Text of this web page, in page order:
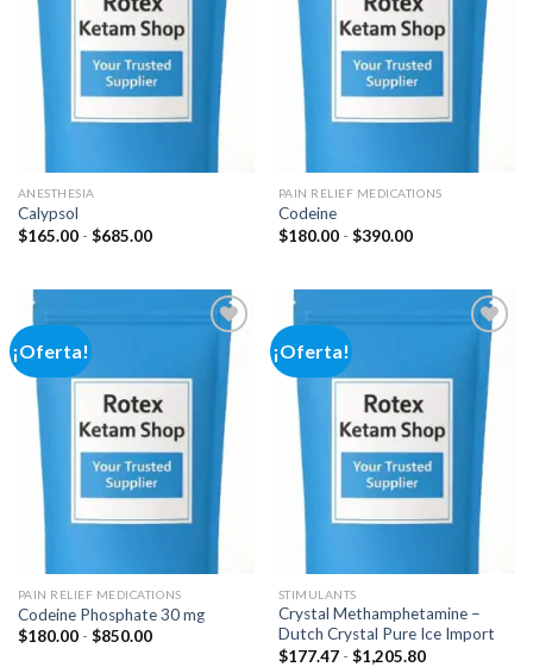
wishlist
ANESTHESIA
Calypsol
$165.00 - $685.00Rango
wishlist
PAIN RELIEF MEDICATIONS
Codeine
$180.00 - $390.00Rango
¡Oferta!
Add to
wishlist
PAIN RELIEF MEDICATIONS
Codeine Phosphate 30 mg
$180.00 - $850.00Rango
¡Oferta!
Add to
wishlist
STIMULANTS
Crystal Methamphetamine –
Dutch Crystal Pure Ice Import
$177.47 - $1,205.80Rango